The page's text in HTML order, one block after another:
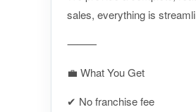
sales, everything is
⸻
💼 What You Get
✔ No franchise fee